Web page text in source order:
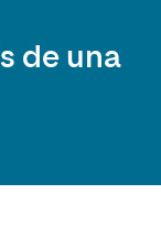
de una